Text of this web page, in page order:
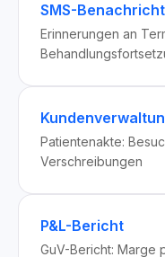
SMS-
Erinnerungen an
Patientenakte:
Verschreibungen
P&L-Bericht
GuV-Bericht: Marge